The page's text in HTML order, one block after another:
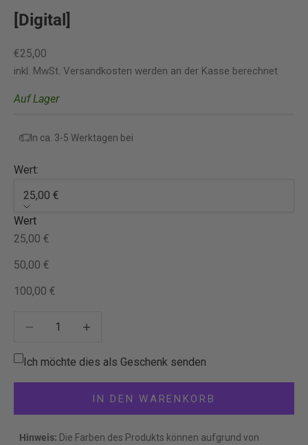
[Digital]
Angebot
€25,00
inkl. MwSt. Versandkosten werden an der Kasse berechnet
Auf Lager
In ca. 3-5 Werktagen bei
Wert:
25,00 €
Wert
25,00 €
50,00 €
100,00 €
Anzahl verringern
Ich möchte dies als Geschenk senden
IN DEN WARENKORB
Hinweis: Die Farben des Produkts können aufgrund von